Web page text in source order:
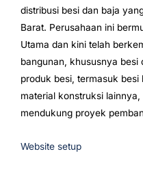
distribusi besi dan baja
Barat. Perusahaan ini
Utama dan kini telah
bangunan, khususnya
produk besi, termasuk
material konstruksi
mendukung proyek
Website setup